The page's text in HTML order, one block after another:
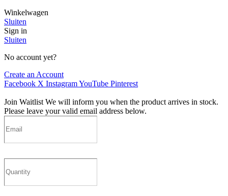
Winkelwagen
Sluiten
Sign in
Sluiten
No account yet?
Create an Account
Facebook X InstagramYouTube Pinterest
Join Waitlist We will inform you when the product arrives in stock.
Please leave your valid email address below.